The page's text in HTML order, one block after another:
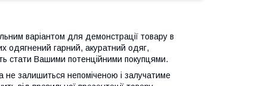
варіантом для демонстрації товару в
одягнений гарний, акуратний одяг,
стати Вашими потенційними покупцями.
залишиться непоміченою і залучатиме